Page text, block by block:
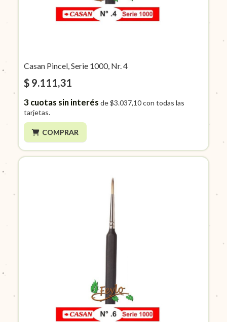
Casan Pincel, Serie 1000, Nr. 4
$ 9.111,31
3cuotas sin interés de$3.037,10con todas las
tarjetas.
COMPRAR